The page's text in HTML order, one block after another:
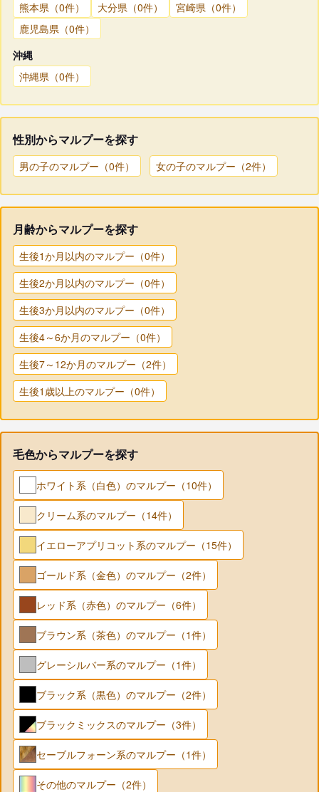
熊本県（0件） 大分県（0件）
宮崎県（0件）
鹿児島県（0件）
沖縄
沖縄県（0件）
性別からマルプーを探す
男の子のマルプー（0件） 女の子のマルプー（2件）
月齢からマルプーを探す
生後1か月以内のマルプー（0件）
生後2か月以内のマルプー（0件）
生後3か月以内のマルプー（0件）
生後4～6か月のマルプー（0件）
生後7～12か月のマルプー（2件）
生後1歳以上のマルプー（0件）
毛色からマルプーを探す
ホワイト系（白色）のマルプー（10件）
クリーム系のマルプー（14件）
イエローアプリコット系のマルプー（15件）
ゴールド系（金色）のマルプー（2件）
レッド系（赤色）のマルプー（6件）
ブラウン系（茶色）のマルプー（1件）
グレーシルバー系のマルプー（1件）
ブラック系（黒色）のマルプー（2件）
ブラックミックスのマルプー（3件）
セーブルフォーン系のマルプー（1件）
その他のマルプー（2件）